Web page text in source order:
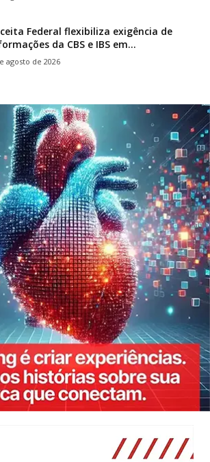
Federal flexibiliza exigência de
da CBS e IBS em...
agosto de 2026